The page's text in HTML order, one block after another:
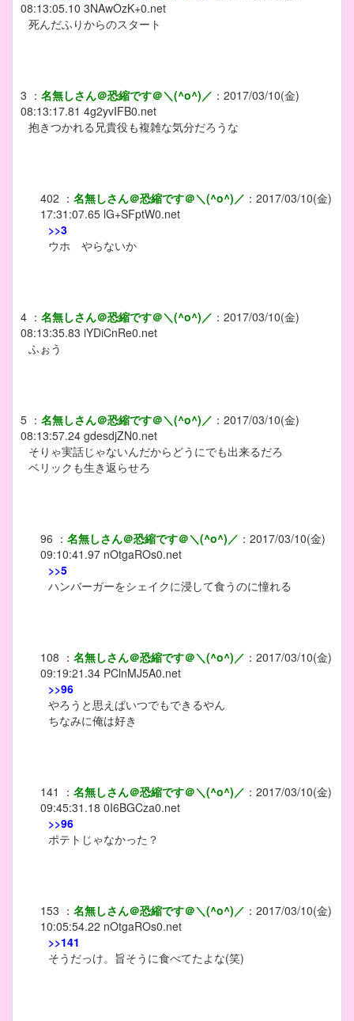
08:13:05.10 3NAwOzK+0.net
死んだふりからのスタート
3 ： 名無しさん＠恐縮です＠＼(^o^)／ ： 2017/03/10(金)
08:13:17.81 4g2yvIFB0.net
抱きつかれる兄貴役も複雑な気分だろうな
402 ： 名無しさん＠恐縮です＠＼(^o^)／ ： 2017/03/10(金)
17:31:07.65 lG+SFptW0.net
>>3
ウホ やらないか
4 ： 名無しさん＠恐縮です＠＼(^o^)／ ： 2017/03/10(金)
08:13:35.83 iYDiCnRe0.net
ふぉう
5 ： 名無しさん＠恐縮です＠＼(^o^)／ ： 2017/03/10(金)
08:13:57.24 gdesdjZN0.net
そりゃ実話じゃないんだからどうにでも出来るだろ
ベリックも生き返らせろ
96 ： 名無しさん＠恐縮です＠＼(^o^)／ ： 2017/03/10(金)
09:10:41.97 nOtgaROs0.net
>>5
ハンバーガーをシェイクに浸して食うのに憧れる
108 ： 名無しさん＠恐縮です＠＼(^o^)／ ： 2017/03/10(金)
09:19:21.34 PClnMJ5A0.net
>>96
やろうと思えばいつでもできるやん
ちなみに俺は好き
141 ： 名無しさん＠恐縮です＠＼(^o^)／ ： 2017/03/10(金)
09:45:31.18 0I6BGCza0.net
>>96
ポテトじゃなかった？
153 ： 名無しさん＠恐縮です＠＼(^o^)／ ： 2017/03/10(金)
10:05:54.22 nOtgaROs0.net
>>141
そうだっけ。旨そうに食べてたよな(笑)